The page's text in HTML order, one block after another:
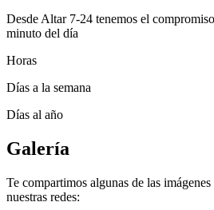
Desde Altar 7-24 tenemos el
minuto del día
Horas
Días a la semana
Días al año
Galería
Te compartimos algunas de las
nuestras redes: